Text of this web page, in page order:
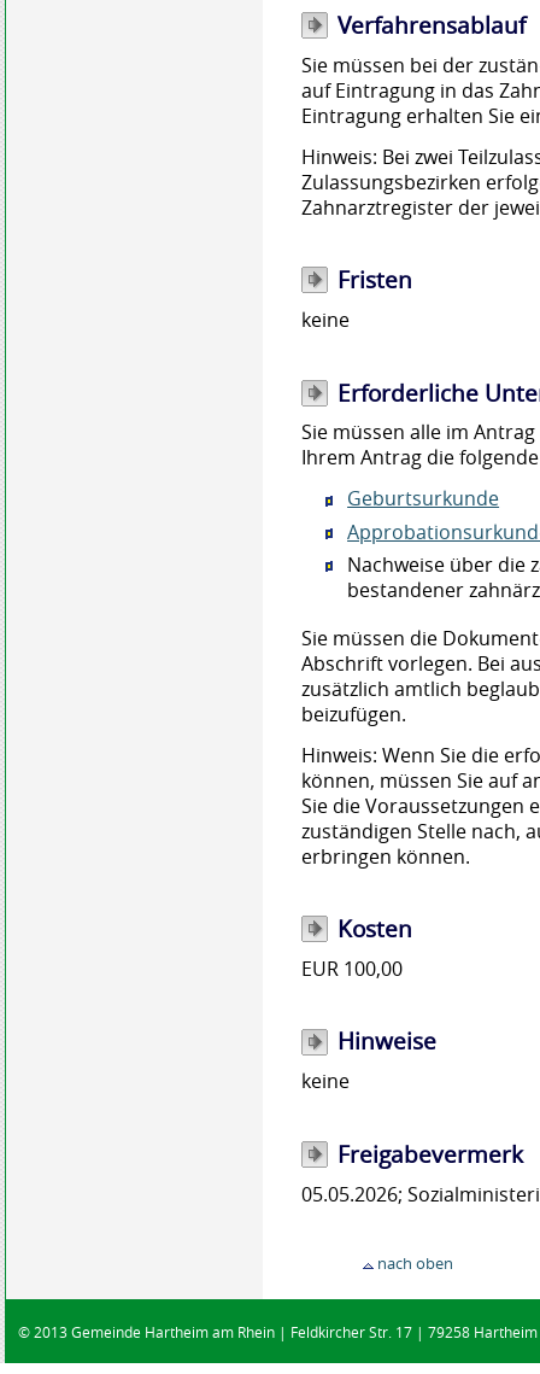
Verfahrensablauf
Sie müssen bei der
auf Eintragung in das
Eintragung erhalten Sie
Hinweis: Bei zwei
Zulassungsbezirken
Zahnarztregister der
Fristen
keine
Erforderliche
Sie müssen alle im
Ihrem Antrag die
Geburtsurkunde
Nachweise über die
bestandener
Sie müssen die
Abschrift vorlegen. Bei
zusätzlich amtlich
beizufügen.
Hinweis: Wenn Sie die
können, müssen Sie auf
Sie die Voraussetzungen
zuständigen Stelle nach,
erbringen können.
Kosten
EUR 100,00
Hinweise
keine
Freigabevermerk
05.05.2026;
nach oben
© 2013 Gemeinde Hartheim am Rhein | Feldkircher Str. 17 | 79258